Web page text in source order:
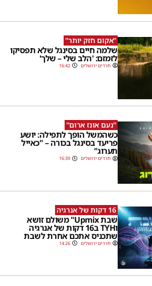
''אקום חזק יותר''
שלמה חיים בסינגל שלא תפסיקו
לזמזם: 'הלב שלי – שלך'
חרדים ירושלים 16:42
''נעם אונז ארום''
כשהמשל הופך לתפילה: יושע
פריעד בסינגל בכורה – "כאייל
תערוג"
חרדים ירושלים 16:39
16 דקות של אנרגיה
שבת Upmix" משולם זושא
וTYH ב16 דקות של אנרגיה
שתכניס אתכם אחרת לשבת
חרדים ירושלים 14:26